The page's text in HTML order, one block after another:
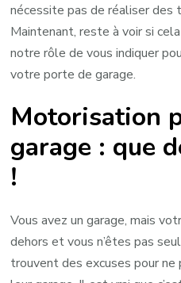
nécessite pas de réaliser des
Maintenant, reste à voir si
notre rôle de vous indiquer
votre porte de garage.
Motorisation
garage : que
!
Vous avez un garage, mais
dehors et vous n’êtes pas
trouvent des excuses pour ne